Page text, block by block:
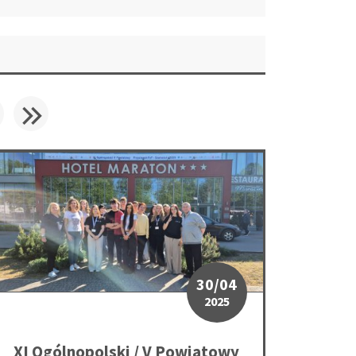
Ogólnopolski / V Powiatowy Przystanek PaT w Szamotułach
30/04
2025
XI Ogólnopolski / V Powiatowy